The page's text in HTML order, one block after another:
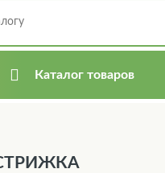
Каталог товаров